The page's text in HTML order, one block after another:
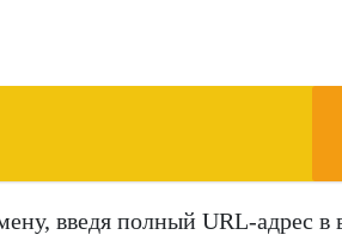
введя полный URL-адрес в